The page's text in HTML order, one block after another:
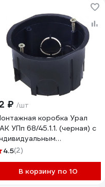
₽ /шт
коробка Урал
УПп 68/45.1.1. (черная) с
(200) шт
4.5(2)
В корзину по 10